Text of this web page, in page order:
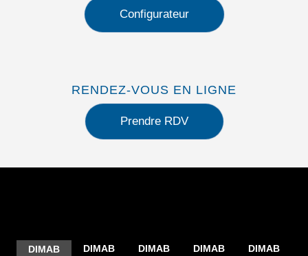
Configurateur
RENDEZ-VOUS EN LIGNE
Prendre RDV
DIMAB
DIMAB
DIMAB
DIMAB
DIMAB